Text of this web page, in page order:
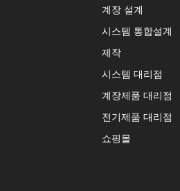
계장 설계
시스템 통합설계
제작
시스템 대리점
계장제품 대리점
전기제품 대리점
쇼핑몰